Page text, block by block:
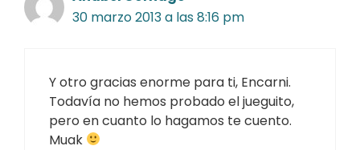
30 marzo 2013 a las 8:16 pm
Y otro gracias enorme para ti, Encarni.
Todavía no hemos probado el jueguito,
pero en cuanto lo hagamos te cuento.
Muak